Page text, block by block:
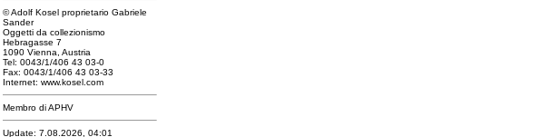
© Adolf Kosel proprietario Gabriele
Sander
Oggetti da collezionismo
Hebragasse 7
1090 Vienna, Austria
Tel: 0043/1/406 43 03-0
Fax: 0043/1/406 43 03-33
Internet: www.kosel.com
Membro di APHV
Update: 7.08.2026, 04:01